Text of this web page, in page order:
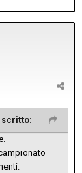
scritto: